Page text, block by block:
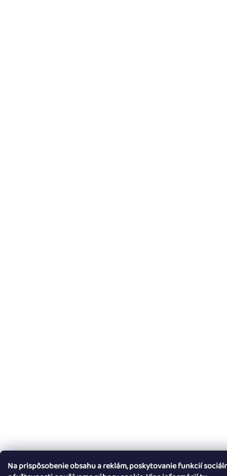
Na prispôsobenie obsahu a reklám, poskytovanie funkcií